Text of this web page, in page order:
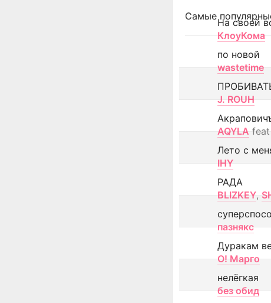
Самые
На своей
КлоуКома
по новой
wastetime
J. ROUH
AQYLA feat
Лето с
IHY
РАДА
BLIZKEY,
пазнякс
Дуракам
О! Марго
нелёгкая
без обид